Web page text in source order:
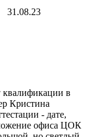
31.08.23
квалификации в
Кристина
- дате,
офиса ЦОК